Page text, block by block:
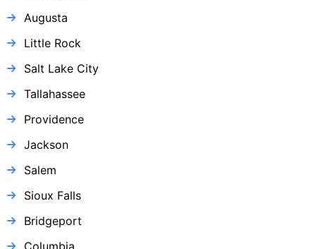
Augusta
Little Rock
Salt Lake City
Tallahassee
Providence
Jackson
Salem
Sioux Falls
Bridgeport
Columbia